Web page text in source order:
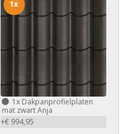
1xDakpanprofielplaten
mat zwart Anja
+€ 994,95
1x